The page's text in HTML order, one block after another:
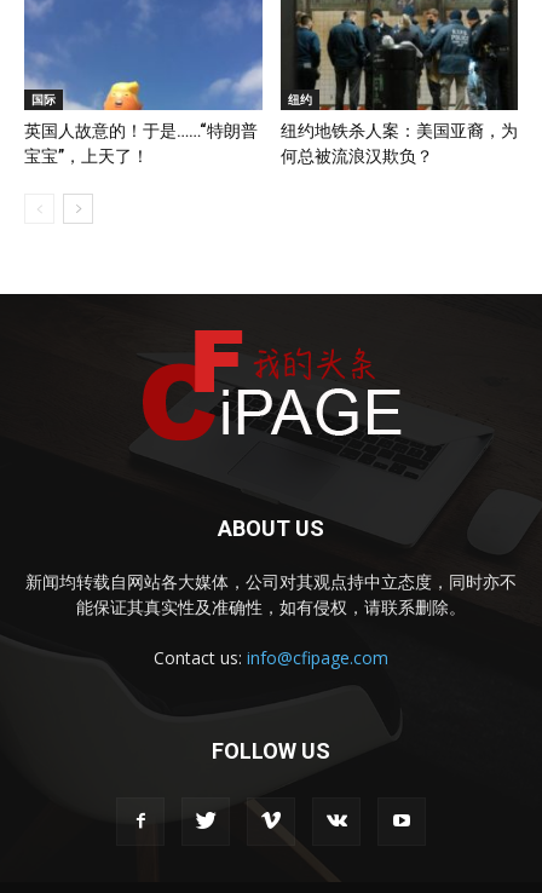
国际
英国人故意的！于是……“特朗普
宝宝”，上天了！
纽约
纽约地铁杀人案：美国亚裔，为
何总被流浪汉欺负？
ABOUT US
新闻均转载自网站各大媒体，公司对其观点持中立态度，同时亦不
能保证其真实性及准确性，如有侵权，请联系删除。
Contact us: info@cfipage.com
FOLLOW US